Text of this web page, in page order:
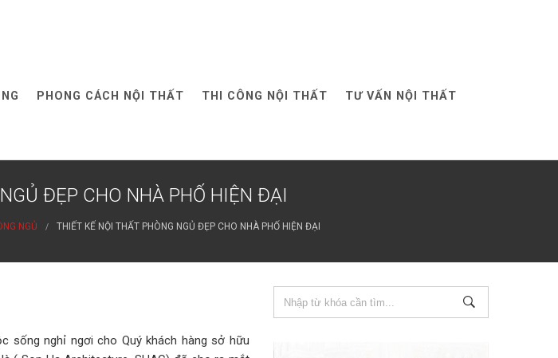
PHONG CÁCH NỘI THẤT THI CÔNG NỘI THẤT TƯ VẤN NỘI THẤT
ĐẸP CHO NHÀ PHỐ HIỆN ĐẠI
NGỦ THIẾT KẾ NỘI THẤT PHÒNG NGỦ ĐẸP CHO NHÀ PHỐ HIỆN ĐẠI
sống nghỉ ngơi cho Quý khách hàng sở hữu